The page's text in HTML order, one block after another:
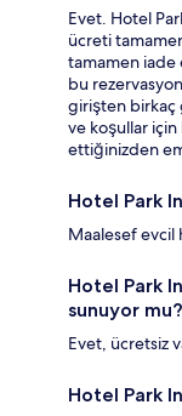
Evet. Hotel
ücreti
tamamen iade
bu
girişten birkaç
ve koşullar için
ettiğinizden
Hotel Park
Maalesef evcil
Hotel Park
sunuyor mu?
Evet, ücretsiz
Hotel Park